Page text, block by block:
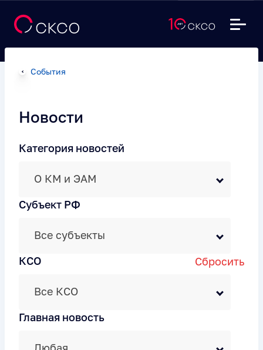
События
Новости
Категория новостей
О КМ и ЭАМ
Субъект РФ
Все субъекты
КСО
Сбросить
Все КСО
Главная новость